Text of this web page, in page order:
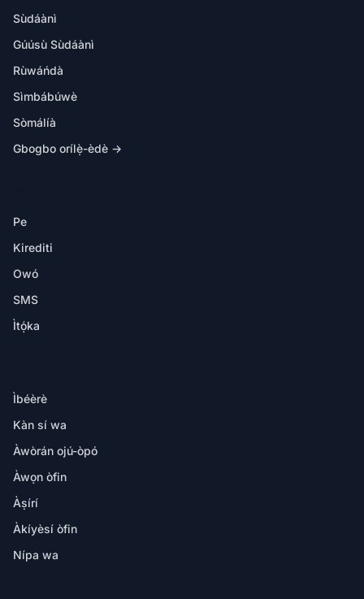
Sùdáànì
Gúúsù Sùdáànì
Rùwáńdà
Sìmbábúwè
Sòmálíà
Gbogbo orílẹ̀-èdè →
Pe
Kirediti
Owó
SMS
Ìtọ́ka
Ìbéèrè
Kàn sí wa
Àwòrán ojú-òpó
Àwọn òfin
Àṣírí
Àkíyèsí òfin
Nípa wa